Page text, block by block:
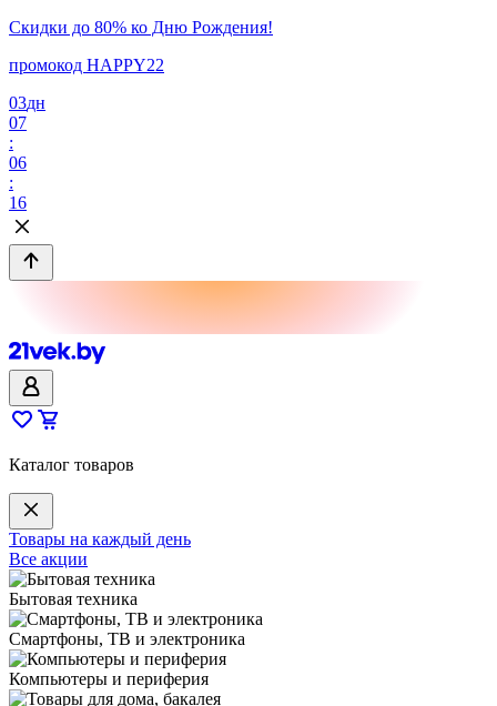
Скидки до 80% ко Дню Рождения!
промокод HAPPY22
03дн
07
:
06
:
16
Каталог товаров
Товары на каждый день
Все акции
Бытовая техника
Смартфоны, ТВ и электроника
Компьютеры и периферия